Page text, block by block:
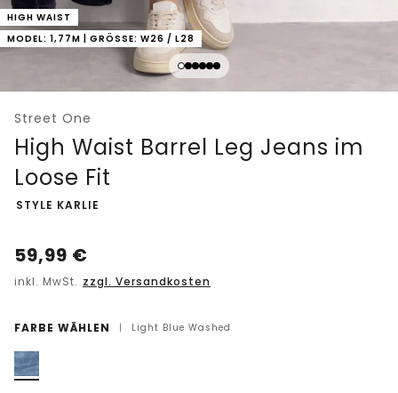
HIGH WAIST
MODEL: 1,77M | GRÖSSE: W26 / L28
Street One
High Waist Barrel Leg Jeans im
Loose Fit
-
STYLE KARLIE
59,99 €
inkl. MwSt. zzgl. Versandkosten
FARBE WÄHLEN | Light Blue Washed